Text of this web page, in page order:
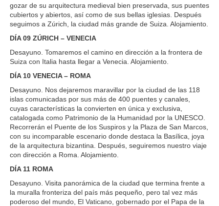
gozar de su arquitectura medieval bien preservada, sus puentes
cubiertos y abiertos, así como de sus bellas iglesias. Después
seguimos a Zúrich, la ciudad más grande de Suiza. Alojamiento.
DÍA 09 ZÚRICH – VENECIA
Desayuno. Tomaremos el camino en dirección a la frontera de
Suiza con Italia hasta llegar a Venecia. Alojamiento.
DÍA 10 VENECIA – ROMA
Desayuno. Nos dejaremos maravillar por la ciudad de las 118
islas comunicadas por sus más de 400 puentes y canales,
cuyas características la convierten en única y exclusiva,
catalogada como Patrimonio de la Humanidad por la UNESCO.
Recorrerán el Puente de los Suspiros y la Plaza de San Marcos,
con su incomparable escenario donde destaca la Basílica, joya
de la arquitectura bizantina. Después, seguiremos nuestro viaje
con dirección a Roma. Alojamiento.
DÍA 11 ROMA
Desayuno. Visita panorámica de la ciudad que termina frente a
la muralla fronteriza del país más pequeño, pero tal vez más
poderoso del mundo, El Vaticano, gobernado por el Papa de la